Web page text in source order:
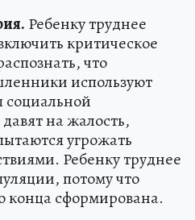
Ребенку труднее
критическое
что
используют
социальной
на жалость,
угрожать
Ребенку труднее
потому что
конца сформирована.